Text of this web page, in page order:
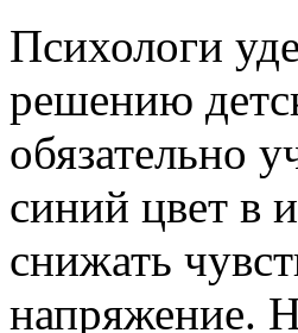
Психологи
решению
обязательно
синий цвет в
снижать
напряжение.